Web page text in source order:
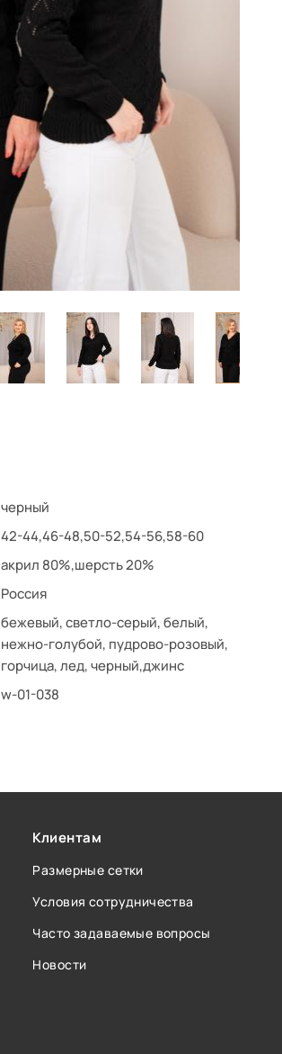
черный
42-44,46-48,50-52,54-56,58-60
акрил 80%,шерсть 20%
Россия
бежевый, светло-серый, белый,
нежно-голубой, пудрово-розовый,
горчица, лед, черный,джинс
w-01-038
Клиентам
Размерные сетки
Условия сотрудничества
Часто задаваемые вопросы
Новости